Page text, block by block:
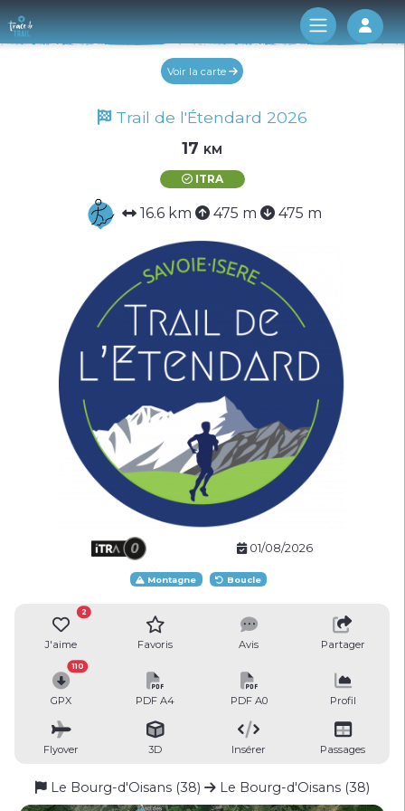
Log
Voir la carte
Trail de l'Étendard 2026
17 km
ITRA
16.6 km 475 m 475 m
01/08/2026
Montagne Boucle
J'aime
2
Favoris Avis Partager
GPX
110
PDF A4 PDF A0 Profil
Flyover 3D Insérer Passages
Le Bourg-d'Oisans (38) Le Bourg-d'Oisans (38)